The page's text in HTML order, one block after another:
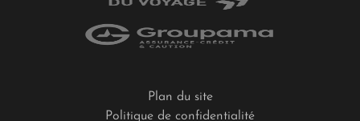
douce mais le vent peut être présent. L'océan
Atlantique reste froid, peu propice à la baignade
pour les plus frileux.
profiter du pays sans la foule.
Plan du site
Politique de confidentialité